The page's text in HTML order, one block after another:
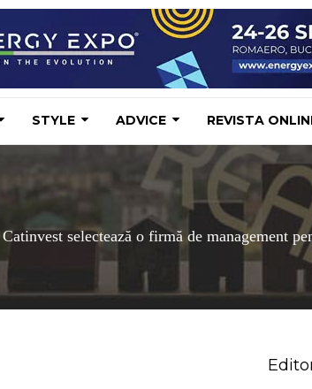
STYLE ADVICE REVISTA
Catinvest selectează o firmă de management